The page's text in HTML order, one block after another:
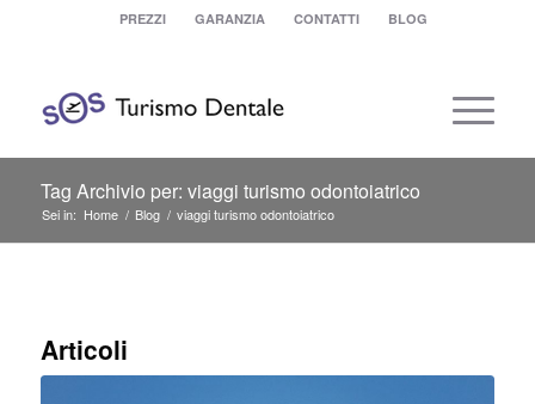
PREZZI GARANZIA CONTATTI BLOG
Tag Archivio per: viaggi turismo odontoiatrico
Sei in: Home / Blog / viaggi turismo odontoiatrico
Articoli